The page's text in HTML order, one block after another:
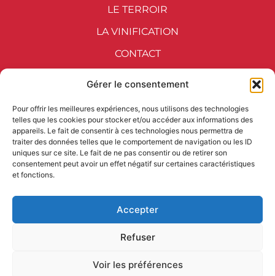
Gérer le consentement
Pour offrir les meilleures expériences, nous utilisons des technologies
telles que les cookies pour stocker et/ou accéder aux informations des
appareils. Le fait de consentir à ces technologies nous permettra de
traiter des données telles que le comportement de navigation ou les ID
uniques sur ce site. Le fait de ne pas consentir ou de retirer son
consentement peut avoir un effet négatif sur certaines caractéristiques
et fonctions.
Accepter
Refuser
Voir les préférences
LE TERROIR
LA VINIFICATION
CONTACT
Ouvert tous les jours sauf le
dimanche de 10 h à 12 h 30 et de 14
h à 18 h.
à consommer avec modération.
générales de vente – Mentions légales